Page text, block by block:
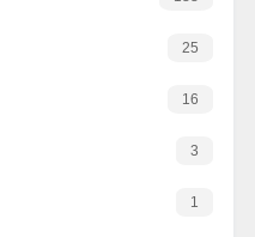
25
16
3
1